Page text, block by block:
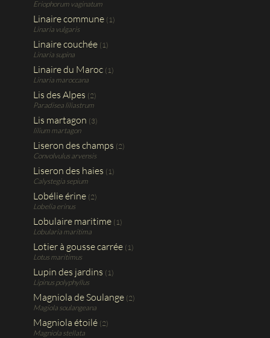
Eriophorum vaginatum
Linaire commune (1)
Linaria vulgaris
Linaire couchée (1)
Linaria supina
Linaire du Maroc (1)
Linaria maroccana
Lis des Alpes (2)
Paradisea liliastrum
Lis martagon (3)
lilium martagon
Liseron des champs (2)
Convolvulus arvensis
Liseron des haies (1)
Calystegia sepium
Lobélie érine (2)
Lobelia erinus
Lobulaire maritime (1)
Lobularia maritima
Lotier à gousse carrée (1)
Lotus maritimus
Lupin des jardins (1)
Lipinus polyphyllus
Magniola de Soulange (2)
Magiola soulangeana
Magniola étoilé (2)
Magniola stellata